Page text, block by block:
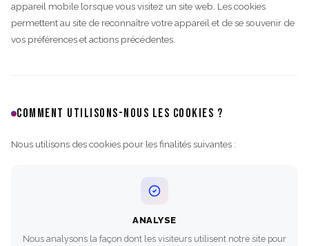
appareil mobile lorsque vous visitez un site web. Les cookies
permettent au site de reconnaître votre appareil et de se souvenir de
vos préférences et actions précédentes.
COMMENT UTILISONS-NOUS LES COOKIES ?
Nous utilisons des cookies pour les finalités suivantes :
ANALYSE
Nous analysons la façon dont les visiteurs utilisent notre site pour